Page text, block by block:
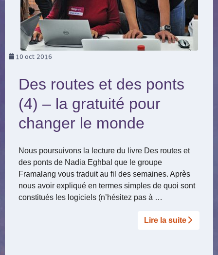
10 oct 2016
Des routes et des ponts
(4) – la gratuité pour
changer le monde
Nous poursuivons la lecture du livre Des routes et
des ponts de Nadia Eghbal que le groupe
Framalang vous traduit au fil des semaines. Après
nous avoir expliqué en termes simples de quoi sont
constitués les logiciels (n’hésitez pas à …
Lire la suite­­